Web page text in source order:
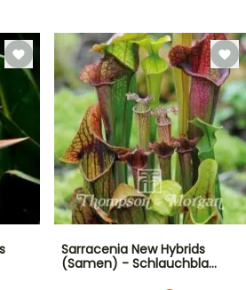
Sarracenia New Hybrids
(Samen) - Schlauchbla…